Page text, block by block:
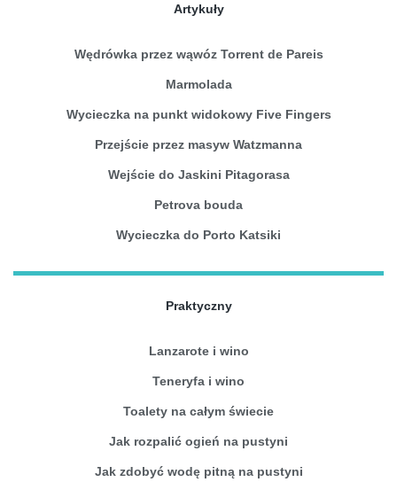
Artykuły
Wędrówka przez wąwóz Torrent de Pareis
Marmolada
Wycieczka na punkt widokowy Five Fingers
Przejście przez masyw Watzmanna
Wejście do Jaskini Pitagorasa
Petrova bouda
Wycieczka do Porto Katsiki
Praktyczny
Lanzarote i wino
Teneryfa i wino
Toalety na całym świecie
Jak rozpalić ogień na pustyni
Jak zdobyć wodę pitną na pustyni